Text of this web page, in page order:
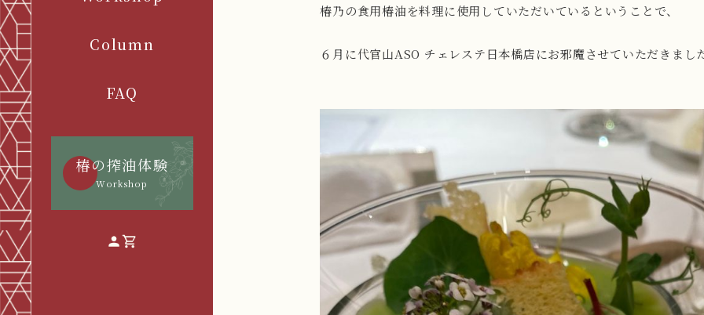
Column
FAQ
椿の搾油体験
Workshop
椿乃の食用椿油を料理に使用していただいているということで、
６月に代官山ASO チェレステ日本橋店にお邪魔させていただきま